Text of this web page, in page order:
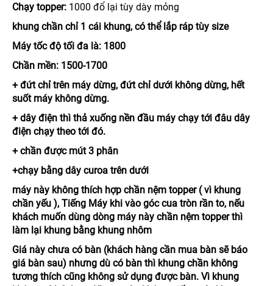
Chạy topper: 1000 đổ lại tùy dày mỏng
khung chần chỉ 1 cái khung, có thể lắp ráp tùy size
Máy tốc độ tối đa là: 1800
Chần mền: 1500-1700
+ đứt chỉ trên máy dừng, đứt chỉ dưới không dừng, hết
suốt máy không dừng.
+ dây điện thì thả xuống nền đầu máy chạy tới đâu dây
điện chạy theo tới đó.
+ chần được mút 3 phân
+chạy bằng dây curoa trên dưới
máy này không thích hợp chần nệm topper ( vì khung
chần yếu ), Tiếng Máy khi vào góc cua tròn rần to, nếu
khách muốn dùng dòng máy này chần nệm topper thì
làm lại khung bằng khung nhôm
Giá này chưa có bàn (khách hàng cần mua bàn sẽ báo
giá bàn sau) nhưng dù có bàn thì khung chần không
tương thích cũng không sử dụng được bàn. Vì khung